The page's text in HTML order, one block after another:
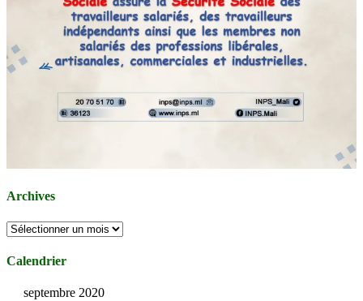
Archives
Archives
Calendrier
septembre 2020